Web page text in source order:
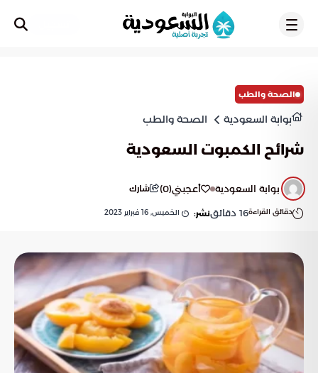
الصحة والطب
بوابة السعودية الصحة والطب
شرائح الكمبوت السعودية
بوابة السعودية أعجبني(
0
) شارك
دقائق القراءة16 دقائقنشر: الخميس, 16 فبراير 2023